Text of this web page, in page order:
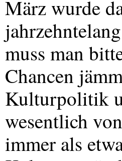
März wurde
muss man
Chancen
Kulturpolitik
wesentlich
immer als